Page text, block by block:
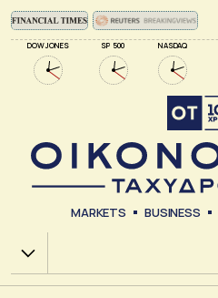
DOW JONES SP 500 NASDAQ
MARKETS BUSINESS
Χ.Α.